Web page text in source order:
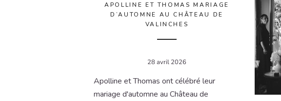
APOLLINE ET THOMAS MARIAGE
D’AUTOMNE AU CHÂTEAU DE
VALINCHES
28 avril 2026
Apolline et Thomas ont célébré leur
mariage d'automne au Château de